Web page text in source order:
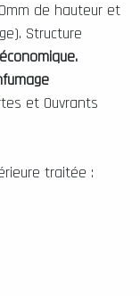
de hauteur et
Structure
et Ouvrants
traitée :